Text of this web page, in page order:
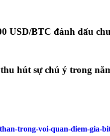
USD/BTC đánh dấu
hút sự chú ý trong
trong-voi-quan-diem-gia-